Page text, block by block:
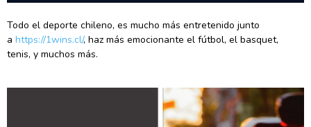
Todo el deporte chileno, es mucho más entretenido junto
a https://1wins.cl/, haz más emocionante el fútbol, el basquet,
tenis, y muchos más.